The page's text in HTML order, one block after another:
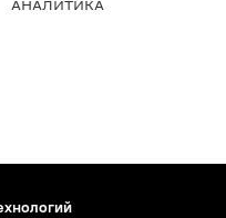
АНАЛИТИКА